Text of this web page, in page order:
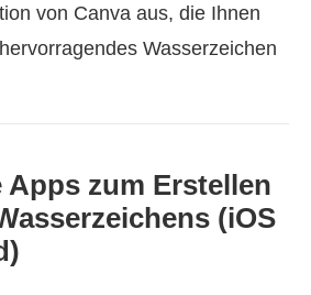
von Canva aus, die Ihnen
Wasserzeichen
Apps zum Erstellen
(iOS